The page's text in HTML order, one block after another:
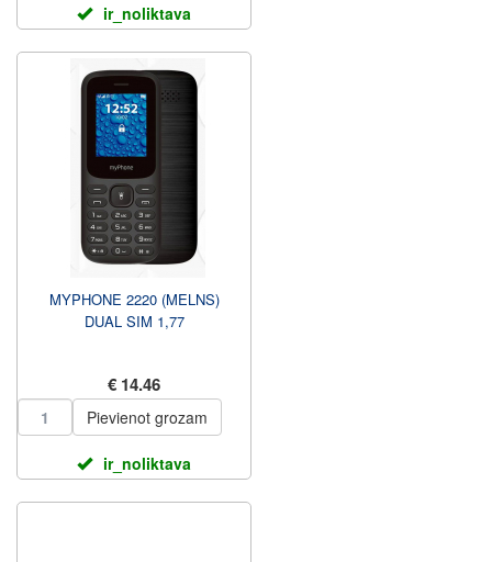
ir_noliktava
MYPHONE 2220 (MELNS)
DUAL SIM 1,77
€ 14.46
Pievienot grozam
ir_noliktava